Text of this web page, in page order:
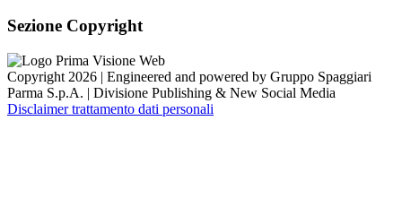
Sezione Copyright
Copyright 2026 | Engineered and powered by Gruppo Spaggiari
Parma S.p.A. | Divisione Publishing & New Social Media
Disclaimer trattamento dati personali